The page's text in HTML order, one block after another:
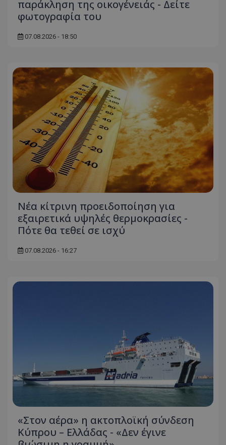
παράκληση της οικογένειάς - Δείτε
φωτογραφία του
07.08.2026 - 18:50
Νέα κίτρινη προειδοποίηση για
εξαιρετικά υψηλές θερμοκρασίες -
Πότε θα τεθεί σε ισχύ
07.08.2026 - 16:27
«Στον αέρα» η ακτοπλοϊκή σύνδεση
Κύπρου – Ελλάδας - «Δεν έγινε